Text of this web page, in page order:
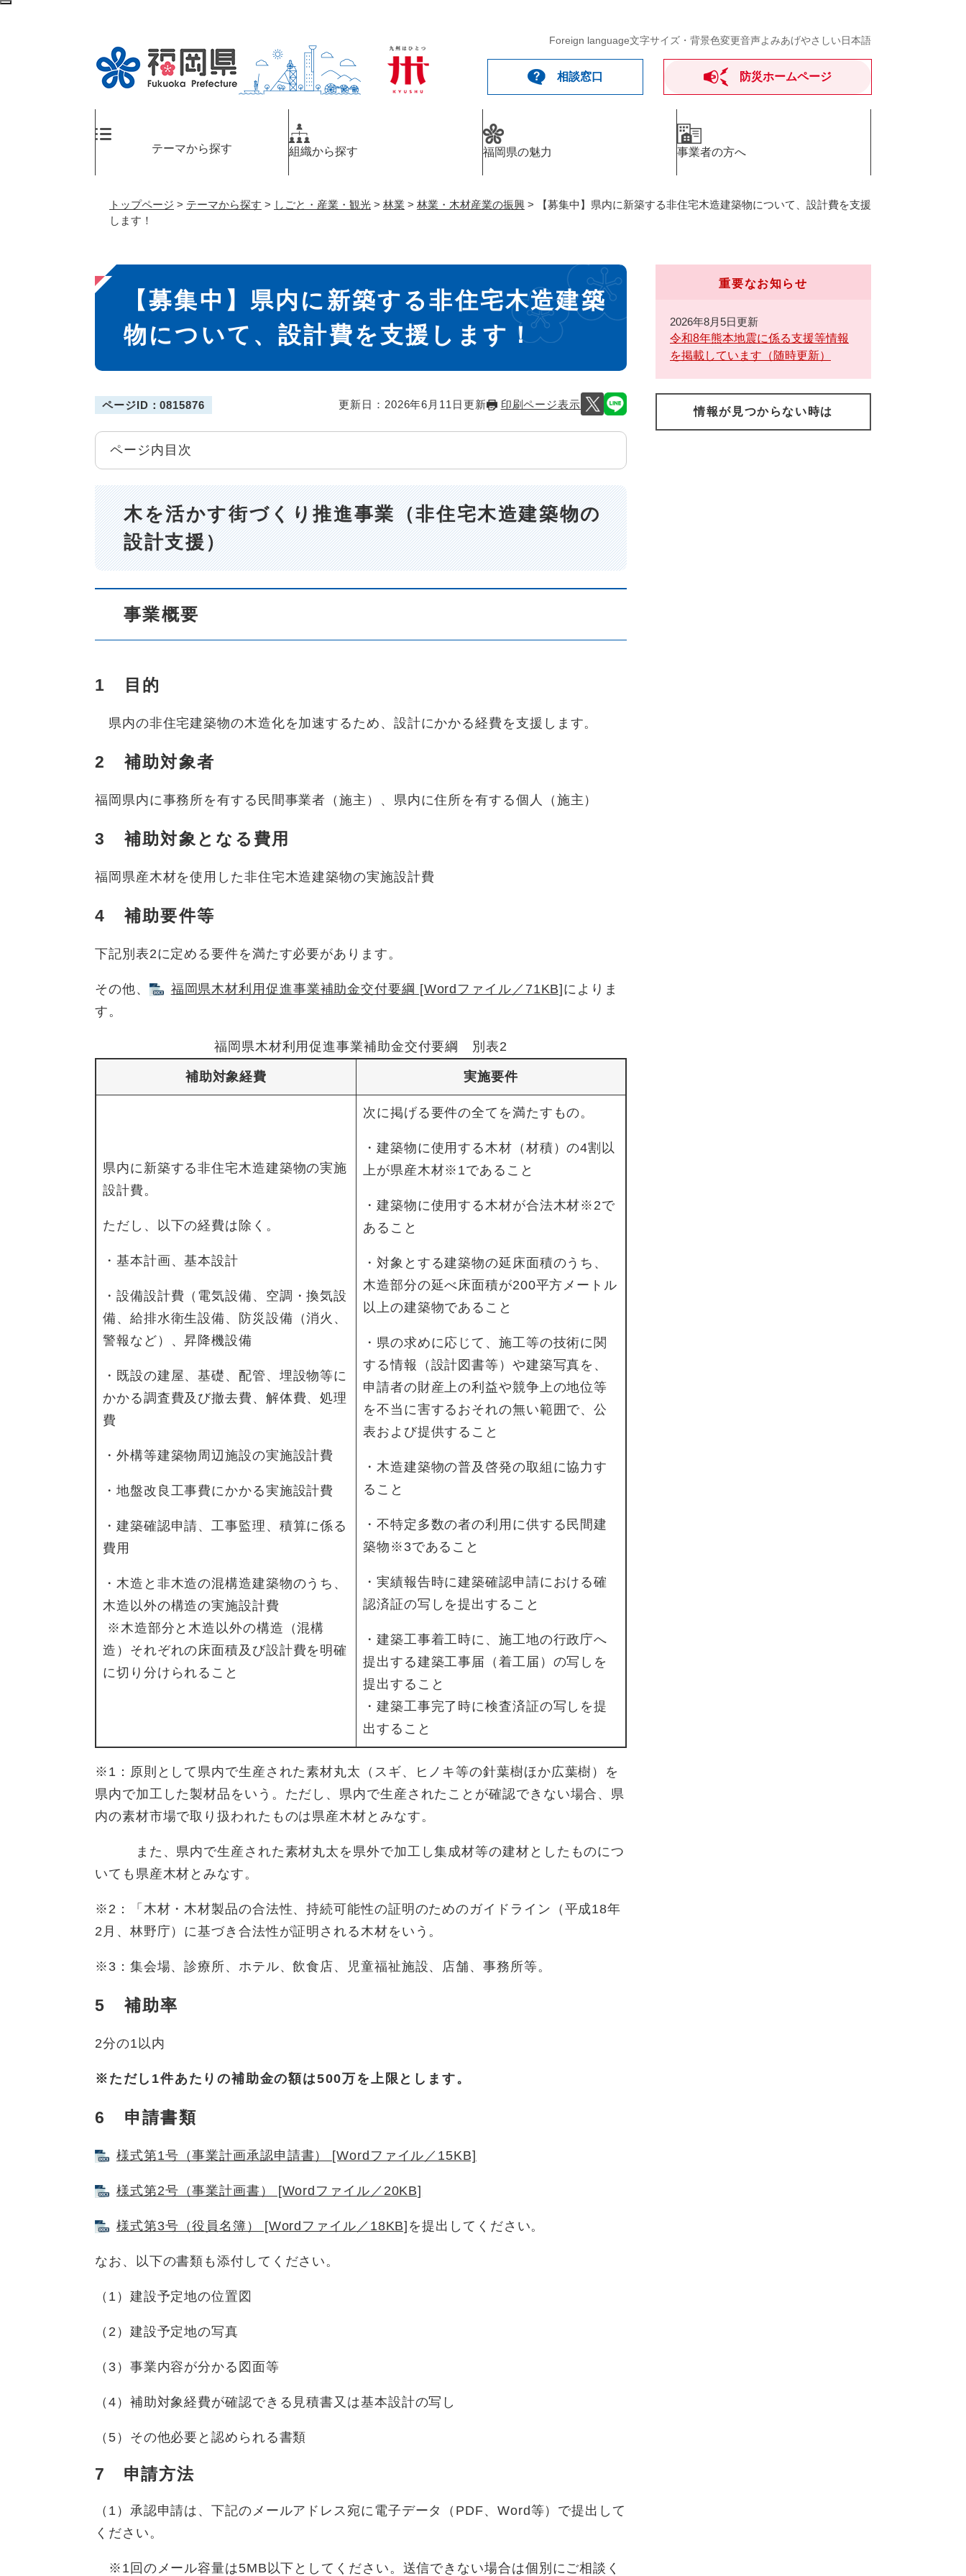
ペ
Foreign language文字サイズ・背景色変更音声よみあげやさしい日本語
相談窓口 防災ホームページ
テーマから探す 組織から探す 福岡県の魅力 事業者の方へ
トップページ > テーマから探す > しごと・産業・観光 > 林業 > 林業・木材産業の振興 >
【募集中】県内に新築する非住宅木造建築物について、設計費を支援
します！
本
文
【募集中】県内に新築する非住宅木造建築
物について、設計費を支援します！
ページID：0815876 更新日：2026年6月11日更新 印刷ページ表示
ページ内目次
木を活かす街づくり推進事業（非住宅木造建築物の
設計支援）
事業概要
1 目的
県内の非住宅建築物の木造化を加速するため、設計にかかる経費を支援します。
2 補助対象者
福岡県内に事務所を有する民間事業者（施主）、県内に住所を有する個人（施主）
3 補助対象となる費用
福岡県産木材を使用した非住宅木造建築物の実施設計費
4 補助要件等
下記別表2に定める要件を満たす必要があります。
その他、 福岡県木材利用促進事業補助金交付要綱 [Wordファイル／71KB]によりま
す。
福岡県木材利用促進事業補助金交付要綱 別表2
補助対象経費 実施要件
県内に新築する非住宅木造建築物の実施
設計費。
ただし、以下の経費は除く。
・基本計画、基本設計
・設備設計費（電気設備、空調・換気設
備、給排水衛生設備、防災設備（消火、
警報など）、昇降機設備
・既設の建屋、基礎、配管、埋設物等に
かかる調査費及び撤去費、解体費、処理
費
・外構等建築物周辺施設の実施設計費
・地盤改良工事費にかかる実施設計費
・建築確認申請、工事監理、積算に係る
費用
・木造と非木造の混構造建築物のうち、
木造以外の構造の実施設計費
※木造部分と木造以外の構造（混構
造）それぞれの床面積及び設計費を明確
に切り分けられること
次に掲げる要件の全てを満たすもの。
・建築物に使用する木材（材積）の4割以
上が県産木材※1であること
・建築物に使用する木材が合法木材※2で
あること
・対象とする建築物の延床面積のうち、
木造部分の延べ床面積が200平方メートル
以上の建築物であること
・県の求めに応じて、施工等の技術に関
する情報（設計図書等）や建築写真を、
申請者の財産上の利益や競争上の地位等
を不当に害するおそれの無い範囲で、公
表および提供すること
・木造建築物の普及啓発の取組に協力す
ること
・不特定多数の者の利用に供する民間建
築物※3であること
・実績報告時に建築確認申請における確
認済証の写しを提出すること
・建築工事着工時に、施工地の行政庁へ
提出する建築工事届（着工届）の写しを
提出すること
・建築工事完了時に検査済証の写しを提
出すること
​※1：原則として県内で生産された素材丸太（スギ、ヒノキ等の針葉樹ほか広葉樹）を
県内で加工した製材品をいう。ただし、県内で生産されたことが確認できない場合、県
内の素材市場で取り扱われたものは県産木材とみなす。
また、県内で生産された素材丸太を県外で加工し集成材等の建材としたものにつ
いても県産木材とみなす。
※2：「木材・木材製品の合法性、持続可能性の証明のためのガイドライン（平成18年
2月、林野庁）に基づき合法性が証明される木材をいう。
※3：集会場、診療所、ホテル、飲食店、児童福祉施設、店舗、事務所等。
5 補助率
2分の1以内
※ただし1件あたりの補助金の額は500万を上限とします。
6 申請書類
様式第1号（事業計画承認申請書） [Wordファイル／15KB]
様式第2号（事業計画書） [Wordファイル／20KB]
様式第3号（役員名簿） [Wordファイル／18KB] を提出してください。
なお、以下の書類も添付してください。
（1）建設予定地の位置図
（2）建設予定地の写真
（3）事業内容が分かる図面等
（4）補助対象経費が確認できる見積書又は基本設計の写し
（5）その他必要と認められる書類
7 申請方法
（1）承認申請は、下記のメールアドレス宛に電子データ（PDF、Word等）で提出して
ください。
※1回のメール容量は5MB以下としてください。送信できない場合は個別にご相談く
重要なお知らせ
2026年8月5日更新
令和8年熊本地震に係る支援等情報
を掲載しています（随時更新）
情報が見つからない時は